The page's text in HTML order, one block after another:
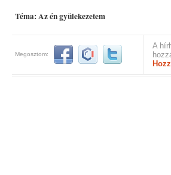
Téma: Az én gyülekezetem
Megosztom:
A